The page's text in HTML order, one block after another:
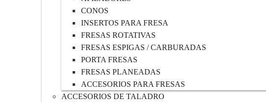
CONOS
INSERTOS PARA FRESA
FRESAS ROTATIVAS
FRESAS ESPIGAS / CARBURADAS
PORTA FRESAS
FRESAS PLANEADAS
ACCESORIOS PARA FRESAS
ACCESORIOS DE TALADRO